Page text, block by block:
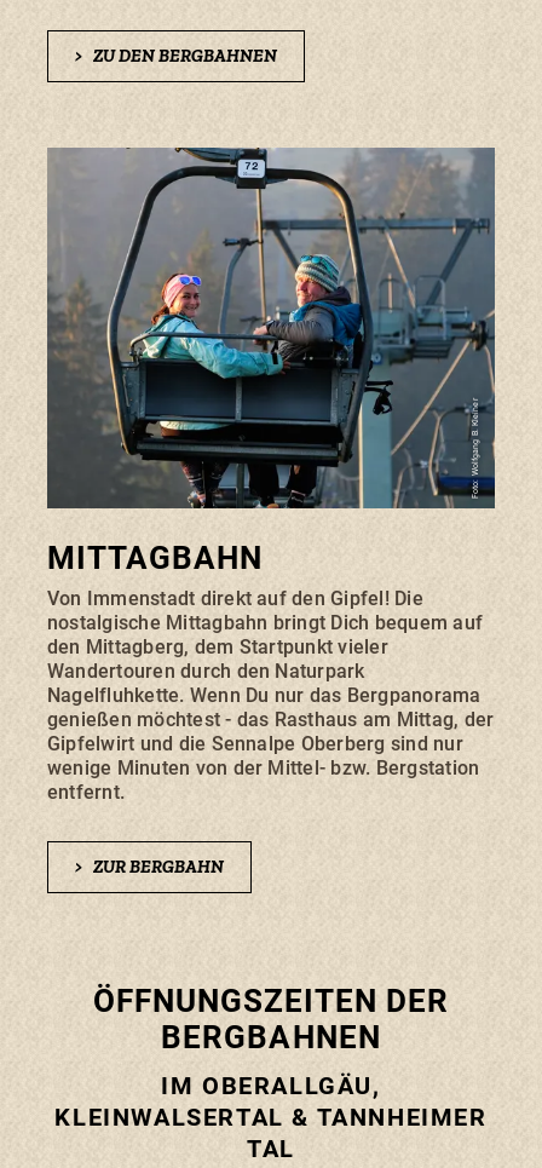
> ZU DEN BERGBAHNEN
Foto: Wolfgang B. Kleiner
MITTAGBAHN
Von Immenstadt direkt auf den Gipfel! Die
nostalgische Mittagbahn bringt Dich bequem auf
den Mittagberg, dem Startpunkt vieler
Wandertouren durch den Naturpark
Nagelfluhkette. Wenn Du nur das Bergpanorama
genießen möchtest - das Rasthaus am Mittag, der
Gipfelwirt und die Sennalpe Oberberg sind nur
wenige Minuten von der Mittel- bzw. Bergstation
entfernt.
> ZUR BERGBAHN
ÖFFNUNGSZEITEN DER
BERGBAHNEN
IM OBERALLGÄU,
KLEINWALSERTAL & TANNHEIMER
TAL